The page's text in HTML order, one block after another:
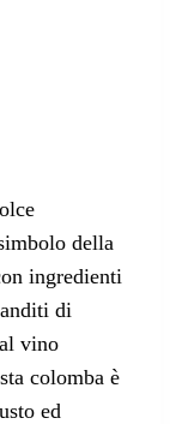
della
ingredienti
di
vino
colomba è
ed